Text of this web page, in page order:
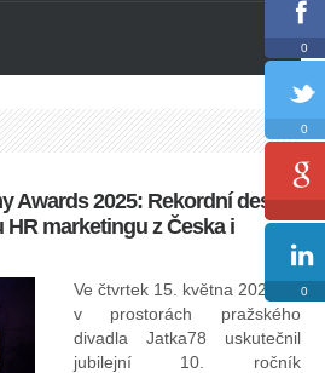
Awards 2025: Rekordní desátý
marketingu z Česka i
Ve čtvrtek 15. května 2025 se
v prostorách pražského
divadla Jatka78 uskutečnil
jubilejní 10. ročník
0
0
0